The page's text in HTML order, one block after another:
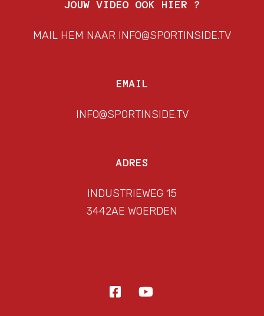
JOUW VIDEO OOK HIER ?
MAIL HEM NAAR INFO@SPORTINSIDE.TV
EMAIL
INFO@SPORTINSIDE.TV
ADRES
INDUSTRIEWEG 15
3442AE WOERDEN